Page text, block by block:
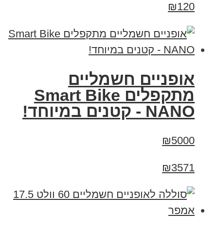
₪120
אופניים חשמליים
מתקפלים Smart Bike
NANO - קטנים במיוחד!
₪5000
₪3571